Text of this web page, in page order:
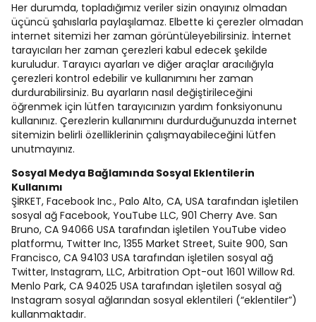
Her durumda, topladığımız veriler sizin onayınız olmadan
üçüncü şahıslarla paylaşılamaz. Elbette ki çerezler olmadan
internet sitemizi her zaman görüntüleyebilirsiniz. İnternet
tarayıcıları her zaman çerezleri kabul edecek şekilde
kuruludur. Tarayıcı ayarları ve diğer araçlar aracılığıyla
çerezleri kontrol edebilir ve kullanımını her zaman
durdurabilirsiniz. Bu ayarların nasıl değiştirileceğini
öğrenmek için lütfen tarayıcınızın yardım fonksiyonunu
kullanınız. Çerezlerin kullanımını durdurduğunuzda internet
sitemizin belirli özelliklerinin çalışmayabileceğini lütfen
unutmayınız.
Sosyal Medya Bağlamında Sosyal Eklentilerin
Kullanımı
ŞİRKET, Facebook Inc., Palo Alto, CA, USA tarafından işletilen
sosyal ağ Facebook, YouTube LLC, 901 Cherry Ave. San
Bruno, CA 94066 USA tarafından işletilen YouTube video
platformu, Twitter Inc, 1355 Market Street, Suite 900, San
Francisco, CA 94103 USA tarafından işletilen sosyal ağ
Twitter, Instagram, LLC, Arbitration Opt-out 1601 Willow Rd.
Menlo Park, CA 94025 USA tarafından işletilen sosyal ağ
Instagram sosyal ağlarından sosyal eklentileri (“eklentiler”)
kullanmaktadır.